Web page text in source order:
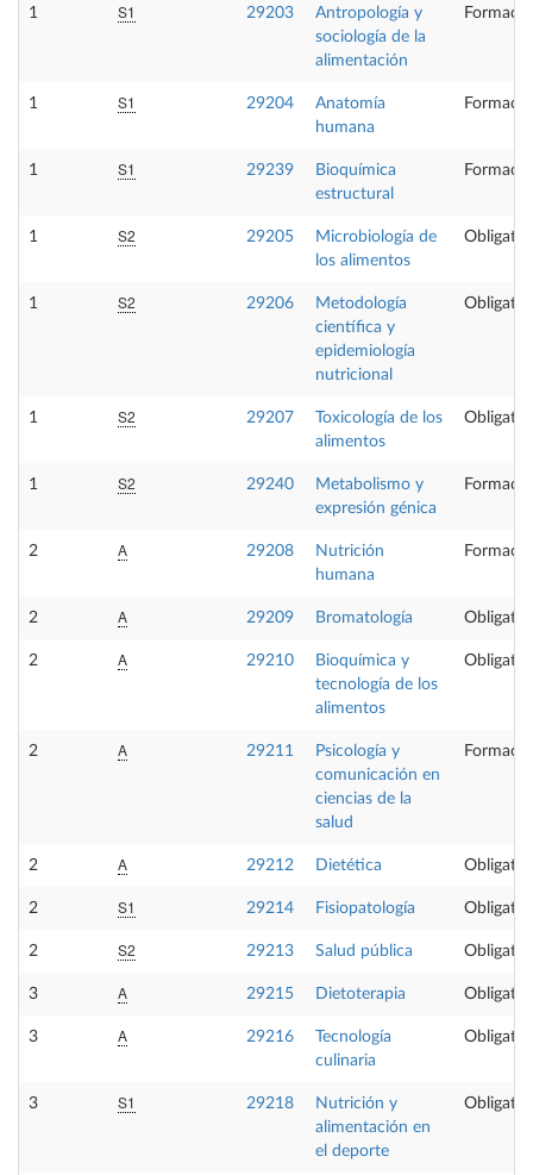
1 S1 29203
Antropología y
sociología de la
alimentación
1 S1 29204
Anatomía
humana
1 S1 29239
Bioquímica
estructural
1 S2 29205
Microbiología de
los alimentos
1 S2 29206
Metodología
científica y
epidemiología
nutricional
1 S2 29207
Toxicología de los
alimentos
1 S2 29240
Metabolismo y
expresión génica
2 A 29208
Nutrición
humana
2 A 29209 Bromatología
2 A 29210
Bioquímica y
tecnología de los
alimentos
2 A 29211
Psicología y
comunicación en
ciencias de la
salud
2 A 29212 Dietética
2 S1 29214 Fisiopatología
2 S2 29213 Salud pública
3 A 29215 Dietoterapia
3 A 29216
Tecnología
culinaria
3 S1 29218
Nutrición y
alimentación en
el deporte